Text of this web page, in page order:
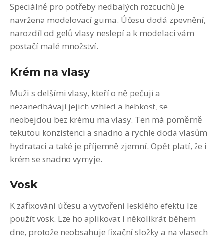
Speciálně pro potřeby nedbalých rozcuchů je
navržena modelovací guma. Účesu dodá zpevnění,
narozdíl od gelů vlasy neslepí a k modelaci vám
postačí malé množství.
Krém na vlasy
Muži s delšími vlasy, kteří o ně pečují a
nezanedbávají jejich vzhled a hebkost, se
neobejdou bez krému ma vlasy. Ten má poměrně
tekutou konzistenci a snadno a rychle dodá vlasům
hydrataci a také je příjemně zjemní. Opět platí, že i
krém se snadno vymyje.
Vosk
K zafixování účesu a vytvoření lesklého efektu lze
použít vosk. Lze ho aplikovat i několikrát během
dne, protože neobsahuje fixační složky a na vlasech